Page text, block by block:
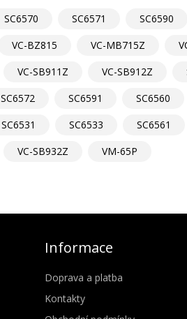
SC6570 SC6571 SC6590
VC-BZ815 VC-MB715Z
VC-SB911Z VC-SB912Z
SC6572 SC6591 SC6560
SC6531 SC6533 SC6561
VC-SB932Z VM-65P
Informace
Doprava a platba
Kontakty